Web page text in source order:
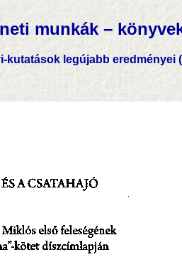
munkák –
kutatások legújabb eredményei